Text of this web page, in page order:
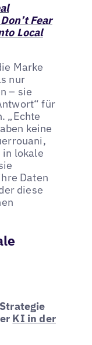
Fear
Local
Marke
nur
– sie
für
„Echte
keine
in lokale
Daten
diese
KI in der